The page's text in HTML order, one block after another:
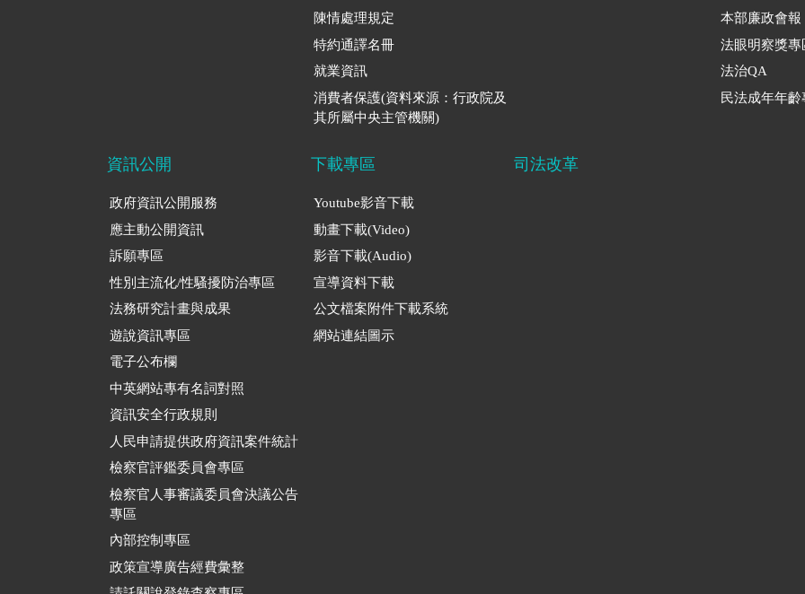
陳情處理規定
特約通譯名冊
就業資訊
消費者保護(資料來源：行政院及
其所屬中央主管機關)
本部廉政會報
法眼明察獎專
法治QA
民法成年年齡
資訊公開
政府資訊公開服務
應主動公開資訊
訴願專區
性別主流化/性騷擾防治專區
法務研究計畫與成果
遊說資訊專區
電子公布欄
中英網站專有名詞對照
資訊安全行政規則
人民申請提供政府資訊案件統計
檢察官評鑑委員會專區
檢察官人事審議委員會決議公告
專區
內部控制專區
政策宣導廣告經費彙整
下載專區
Youtube影音下載
動畫下載(Video)
影音下載(Audio)
宣導資料下載
公文檔案附件下載系統
網站連結圖示
司法改革